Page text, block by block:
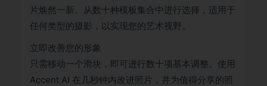
片焕然一新。从数十种模板集合中进行选择，适用于
任何类型的摄影，以实现您的艺术视野。
立即改善您的形象
只需移动一个滑块，即可进行数十项基本调整。使用
Accent AI 在几秒钟内改进照片，并为值得分享的照